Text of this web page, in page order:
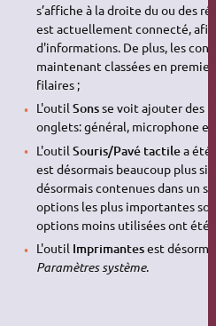
s’affiche à la droite du ou des
est actuellement connecté, afin
d'informations. De plus, les
maintenant classées en premier,
filaires ;
L'outil Sonsse voit ajouter des
onglets: général, microphone et
L'outil Souris/Pavé tactilea été
est désormais beaucoup plus
désormais contenues dans un
options les plus importantes
options moins utilisées ont été
L'outil Imprimantesest
Paramètres système.